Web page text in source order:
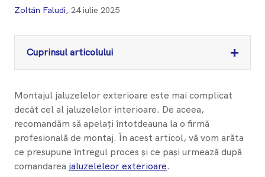
Zoltán Faludi, 24 iulie 2025
Cuprinsul articolului +
Montajul jaluzelelor exterioare este mai complicat
decât cel al jaluzelelor interioare. De aceea,
recomandăm să apelați întotdeauna la o firmă
profesională de montaj. În acest articol, vă vom arăta
ce presupune întregul proces și ce pași urmează după
comandarea jaluzeleleor exterioare.